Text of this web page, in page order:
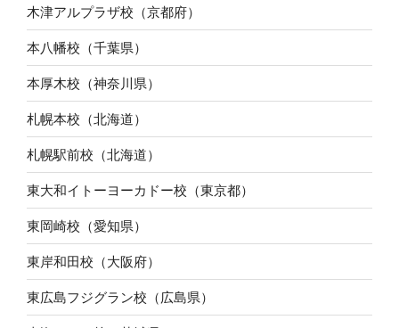
木津アルプラザ校（京都府）
本八幡校（千葉県）
本厚木校（神奈川県）
札幌本校（北海道）
札幌駅前校（北海道）
東大和イトーヨーカドー校（東京都）
東岡崎校（愛知県）
東岸和田校（大阪府）
東広島フジグラン校（広島県）